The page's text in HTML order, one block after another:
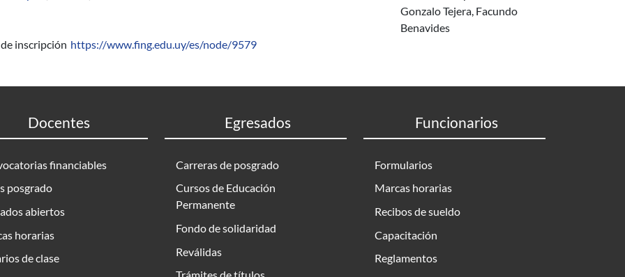
Gonzalo Tejera, Facundo
Benavides
inscripción https://www.fing.edu.uy/es/node/9579
Docentes
financiables
posgrado
abiertos
horarias
de clase
Egresados
Carreras de posgrado
Cursos de Educación
Permanente
Fondo de solidaridad
Reválidas
Funcionarios
Formularios
Marcas horarias
Recibos de sueldo
Capacitación
Reglamentos